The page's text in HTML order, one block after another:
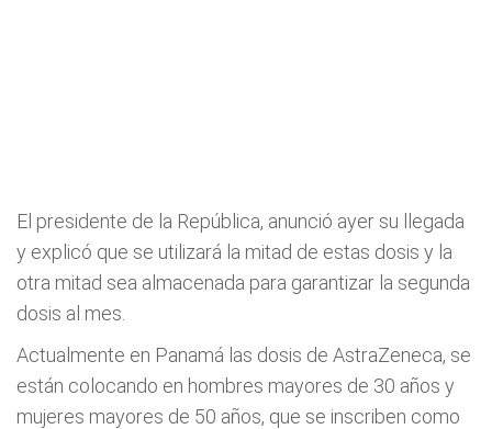
El presidente de la República, anunció ayer su llegada
y explicó que se utilizará la mitad de estas dosis y la
otra mitad sea almacenada para garantizar la segunda
dosis al mes.
Actualmente en Panamá las dosis de AstraZeneca, se
están colocando en hombres mayores de 30 años y
mujeres mayores de 50 años, que se inscriben como